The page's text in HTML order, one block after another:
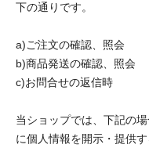
下の通りです。
a)ご注文の確認、照会
b)商品発送の確認、照会
c)お問合せの返信時
当ショップでは、下記の
に個人情報を開示・提供